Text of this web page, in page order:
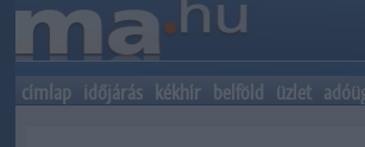
címlap időjárás kékhír belföld üzlet